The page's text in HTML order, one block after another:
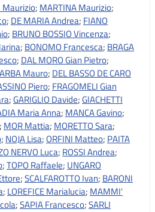
Maurizio; MARTINA Maurizio;
; DE MARIA Andrea; FIANO
; BRUNO BOSSIO Vincenza;
; BONOMO Francesca; BRAGA
; DAL MORO Gian Pietro;
Mauro; DEL BASSO DE CARO
Piero; FRAGOMELI Gian
;GARIGLIO Davide;GIACHETTI
Maria Anna; MANCA Gavino;
; MOR Mattia; MORETTO Sara;
; NOJA Lisa;ORFINI Matteo; PAITA
NERVO Luca; ROSSI Andrea;
;TOPO Raffaele; UNGARO
;SCALFAROTTO Ivan; BARONI
; LOREFICE Marialucia; MAMMI'
;SAPIA Francesco;SARLI